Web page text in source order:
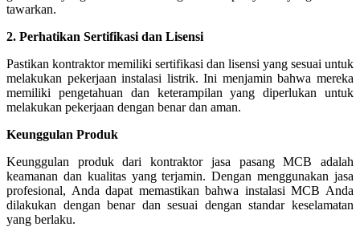
tawarkan.
2. Perhatikan Sertifikasi dan Lisensi
Pastikan kontraktor memiliki sertifikasi dan lisensi yang sesuai untuk
melakukan pekerjaan instalasi listrik. Ini menjamin bahwa mereka
memiliki pengetahuan dan keterampilan yang diperlukan untuk
melakukan pekerjaan dengan benar dan aman.
Keunggulan Produk
Keunggulan produk dari kontraktor jasa pasang MCB adalah
keamanan dan kualitas yang terjamin. Dengan menggunakan jasa
profesional, Anda dapat memastikan bahwa instalasi MCB Anda
dilakukan dengan benar dan sesuai dengan standar keselamatan
yang berlaku.